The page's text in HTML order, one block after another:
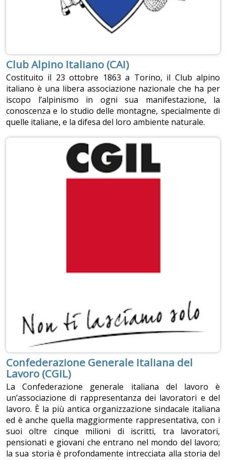
Club Alpino Italiano (CAI)
Costituito il 23 ottobre 1863 a Torino, il Club alpino
italiano è una libera associazione nazionale che ha per
iscopo l’alpinismo in ogni sua manifestazione, la
conoscenza e lo studio delle montagne, specialmente di
quelle italiane, e la difesa del loro ambiente naturale.
Confederazione Generale Italiana del
Lavoro (CGIL)
La Confederazione generale italiana del lavoro è
un’associazione di rappresentanza dei lavoratori e del
lavoro. È la più antica organizzazione sindacale italiana
ed è anche quella maggiormente rappresentativa, con i
suoi oltre cinque milioni di iscritti, tra lavoratori,
pensionati e giovani che entrano nel mondo del lavoro;
la sua storia è profondamente intrecciata alla storia del